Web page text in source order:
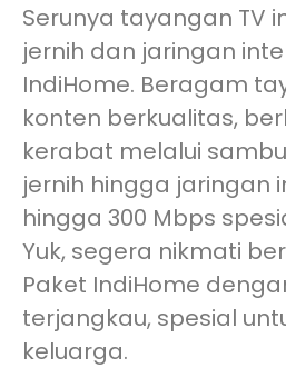
Serunya tayangan TV
jernih dan jaringan
IndiHome. Beragam
konten berkualitas,
kerabat melalui
jernih hingga jaringan
hingga 300 Mbps
Yuk, segera nikmati
Paket IndiHome
terjangkau, spesial
keluarga.